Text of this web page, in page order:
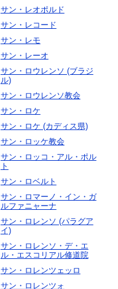
サン・レオポルド
サン・レコード
サン・レモ
サン・レーオ
サン・ロウレンソ (ブラジ
ル)
サン・ロウレンソ教会
サン・ロケ
サン・ロケ (カディス県)
サン・ロッケ教会
サン・ロッコ・アル・ポル
ト
サン・ロベルト
サン・ロマーノ・イン・ガ
ルファニャーナ
サン・ロレンソ (パラグア
イ)
サン・ロレンソ・デ・エ
ル・エスコリアル修道院
サン・ロレンツェッロ
サン・ロレンツォ